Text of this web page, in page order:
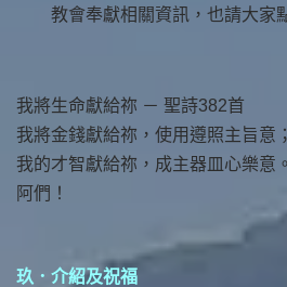
教會奉獻相關資訊，也請大家
我將生命獻給祢 － 聖詩382首
我將金錢獻給祢，使用遵照主旨意；
我的才智獻給祢，成主器皿心樂意。
阿們！
玖．介紹及祝福